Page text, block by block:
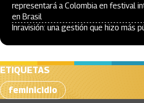
representará a Colombia en festival
en Brasil
Inravisión: una gestión que hizo más
ETIQUETAS
feminicidio